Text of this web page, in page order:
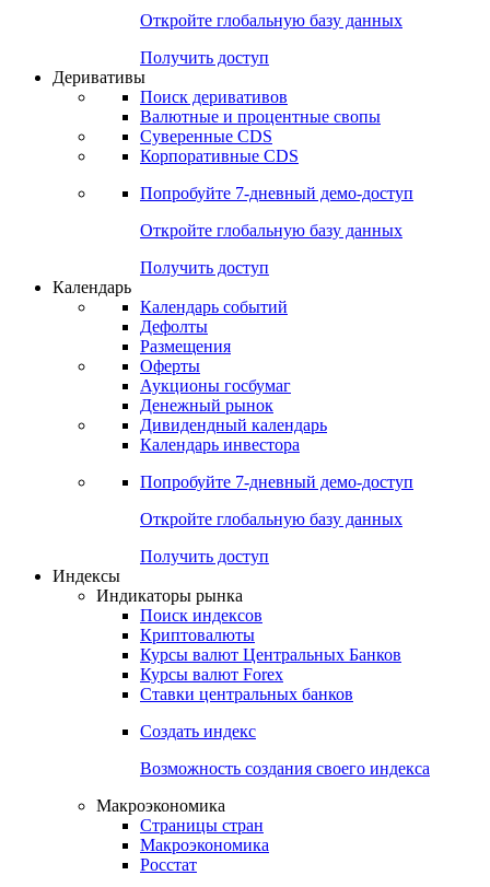
Откройте глобальную базу данных
Получить доступ
Деривативы
Поиск деривативов
Валютные и процентные свопы
Суверенные CDS
Корпоративные CDS
Попробуйте 7-дневный демо-доступ
Откройте глобальную базу данных
Получить доступ
Календарь
Календарь событий
Дефолты
Размещения
Оферты
Аукционы госбумаг
Денежный рынок
Дивидендный календарь
Календарь инвестора
Попробуйте 7-дневный демо-доступ
Откройте глобальную базу данных
Получить доступ
Индексы
Индикаторы рынка
Поиск индексов
Криптовалюты
Курсы валют Центральных Банков
Курсы валют Forex
Ставки центральных банков
Создать индекс
Возможность создания своего индекса
Макроэкономика
Страницы стран
Макроэкономика
Росстат